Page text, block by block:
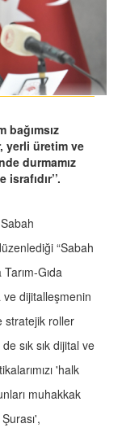
bağımsız
yerli üretim ve
durmamız
“Sabah
Gıda
ve dijitalleşmenin
stratejik roller
sık sık dijital ve
'halk
muhakkak